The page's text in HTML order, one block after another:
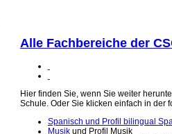
Alle Fachbereiche der
Hier finden Sie, wenn Sie weiter
Schule. Oder Sie klicken einfach in der
Spanisch und Profil bilingual
Musikund Profil Musik